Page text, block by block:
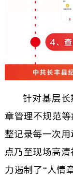
针对基层长
章管理不规范
整记录每一次
点乃至现场高
力遏制了“人情